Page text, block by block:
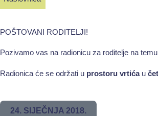
POŠTOVANI RODITELJI!
Pozivamo vas na radionicu za roditelje na temu
Radionica će se održati u prostoru vrtićau
24. SIJEČNJA 2018.